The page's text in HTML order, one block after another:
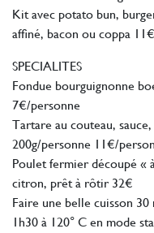
Kit avec potato bun,
affiné, bacon ou coppa
SPECIALITES
Fondue bourguignonne
7€/personne
Tartare au couteau,
200g/personne 11€/
Poulet fermier découpé «
citron, prêt à rôtir 32€
Faire une belle cuisson
1h30 à 120° C en mode